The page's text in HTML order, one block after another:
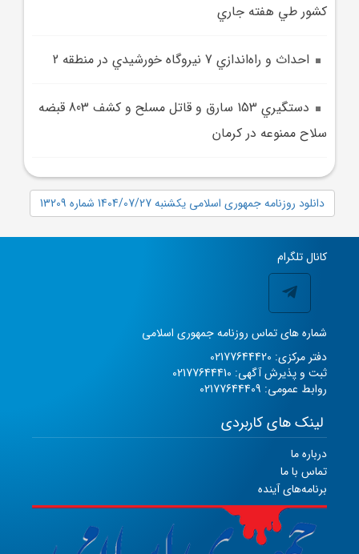
کشور طي هفته جاري
احداث و راه‌اندازي 7 نيروگاه خورشيدي در منطقه 2
دستگيري 153 سارق و قاتل مسلح و کشف 803 قبضه
سلاح ممنوعه در کرمان
دانلود روزنامه جمهوری اسلامی یکشنبه 1404/07/27 شماره 13209
کانال تلگرام
شماره های تماس روزنامه جمهوری اسلامی
دفتر مرکزی: 02177644420
ثبت و پذیرش آگهی: 02177644410
روابط عمومی: 02177644409
لینک های کاربردی
درباره ما
تماس با ما
برنامه‌های آینده